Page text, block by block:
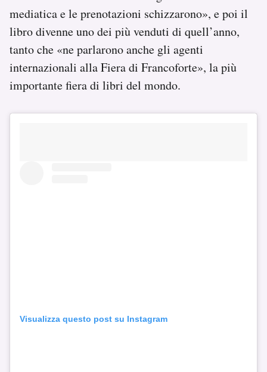
mediatica e le prenotazioni schizzarono», e poi il
libro divenne uno dei più venduti di quell’anno,
tanto che «ne parlarono anche gli agenti
internazionali alla Fiera di Francoforte», la più
importante fiera di libri del mondo.
Visualizza questo post su Instagram